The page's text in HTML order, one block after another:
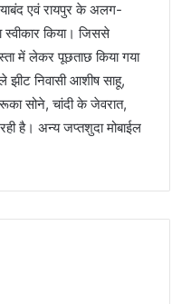
एवं रायपुर के अलग-
किया। जिससे
में लेकर पूछताछ किया गया
झीट निवासी आशीष साहू,
सोने, चांदी के जेवरात,
है। अन्य जप्तशुदा मोबाईल